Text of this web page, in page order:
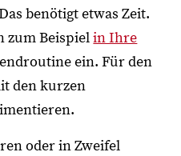
benötigt etwas Zeit.
zum Beispielin Ihre
ein. Für den
den kurzen
oder in Zweifel